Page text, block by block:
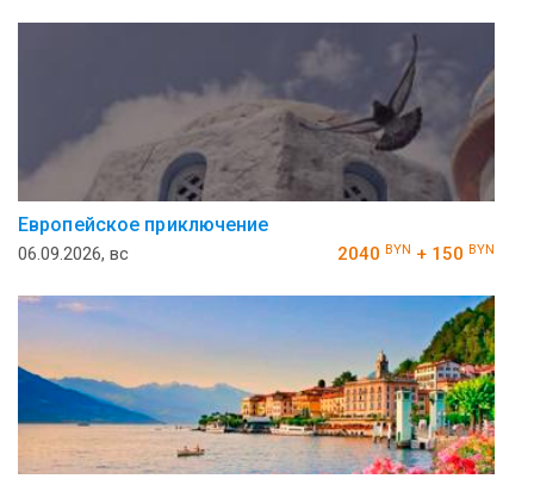
Европейское приключение
06.09.2026, вс 2040 BYN + 150 BYN